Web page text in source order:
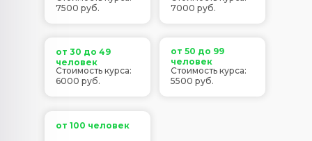
от 30 до 49
человек
от 50 до 99
человек
от 100 человек
7500 руб.
7000 руб.
Стоимость курса:
6000 руб.
Стоимость курса:
5500 руб.